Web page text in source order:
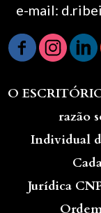
e-mail:
O
razão
Individual
Jurídica